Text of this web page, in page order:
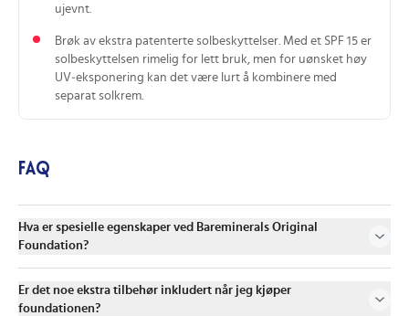
ujevnt.
Brøk av ekstra patenterte solbeskyttelser. Med et SPF 15 er
solbeskyttelsen rimelig for lett bruk, men for uønsket høy
UV‑eksponering kan det være lurt å kombinere med
separat solkrem.
FAQ
Hva er spesielle egenskaper ved Bareminerals Original
Foundation?
Er det noe ekstra tilbehør inkludert når jeg kjøper
foundationen?